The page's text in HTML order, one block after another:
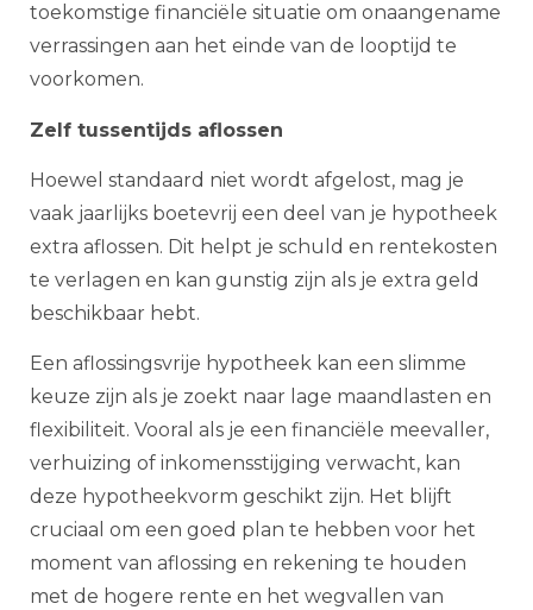
toekomstige financiële situatie om onaangename
verrassingen aan het einde van de looptijd te
voorkomen.
Zelf tussentijds aflossen
Hoewel standaard niet wordt afgelost, mag je
vaak jaarlijks boetevrij een deel van je hypotheek
extra aflossen. Dit helpt je schuld en rentekosten
te verlagen en kan gunstig zijn als je extra geld
beschikbaar hebt.
Een aflossingsvrije hypotheek kan een slimme
keuze zijn als je zoekt naar lage maandlasten en
flexibiliteit. Vooral als je een financiële meevaller,
verhuizing of inkomensstijging verwacht, kan
deze hypotheekvorm geschikt zijn. Het blijft
cruciaal om een goed plan te hebben voor het
moment van aflossing en rekening te houden
met de hogere rente en het wegvallen van